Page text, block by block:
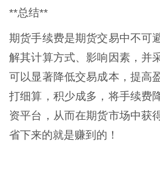
**总结**
期货手续费是期货交易中不可
解其计算方式、影响因素，并
可以显著降低交易成本，提高
打细算，积少成多，将手续费
资平台，从而在期货市场中获
省下来的就是赚到的！